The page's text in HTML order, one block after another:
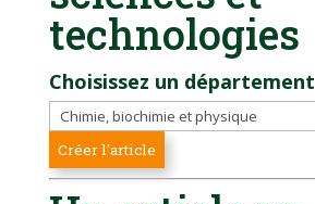
technologies
Choisissez un département